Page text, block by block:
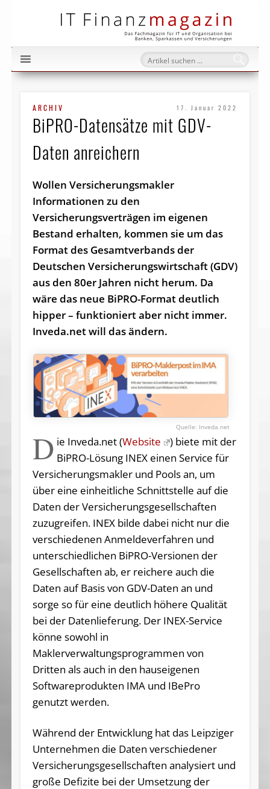
ARCHIV 17. Januar 2022
BiPRO-Datensätze mit GDV-
Daten anreichern
Wollen Versicherungsmakler
Informationen zu den
Versicherungsverträgen im eigenen
Bestand erhalten, kommen sie um das
Format des Gesamtverbands der
Deutschen Versicherungswirtschaft (GDV)
aus den 80er Jahren nicht herum. Da
wäre das neue BiPRO-Format deutlich
hipper – funktioniert aber nicht immer.
Inveda.net will das ändern.
Inveda.net
D ie Inveda.net (Website
) biete mit der
BiPRO-Lösung INEX einen Service für
Versicherungsmakler und Pools an, um
über eine einheitliche Schnittstelle auf die
Daten der Versicherungsgesellschaften
zuzugreifen. INEX bilde dabei nicht nur die
verschiedenen Anmeldeverfahren und
unterschiedlichen BiPRO-Versionen der
Gesellschaften ab, er reichere auch die
Daten auf Basis von GDV-Daten an und
sorge so für eine deutlich höhere Qualität
bei der Datenlieferung. Der INEX-Service
könne sowohl in
Maklerverwaltungsprogrammen von
Dritten als auch in den hauseigenen
Softwareprodukten IMA und IBePro
genutzt werden.
Während der Entwicklung hat das Leipziger
Unternehmen die Daten verschiedener
Versicherungsgesellschaften analysiert und
große Defizite bei der Umsetzung der